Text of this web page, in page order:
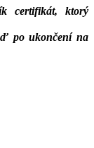
certifikát, ktorý
po ukončení na